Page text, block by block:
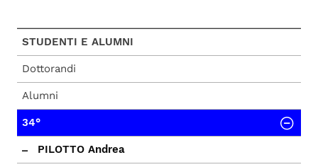
STUDENTI E ALUMNI
Dottorandi
Alumni
34°
PILOTTO Andrea